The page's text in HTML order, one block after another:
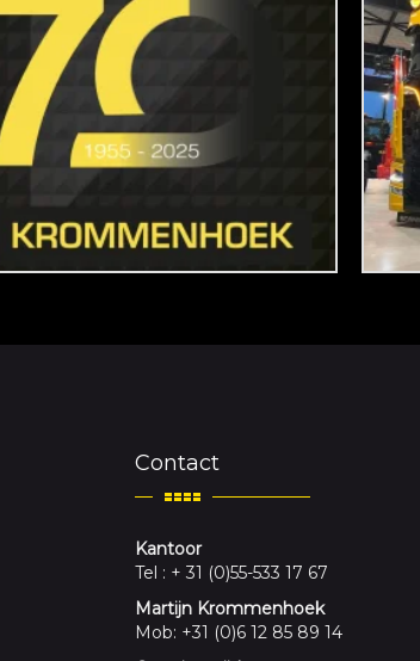
Contact
Kantoor
Tel : + 31 (0)55-533 17 67
Martijn Krommenhoek
Mob: +31 (0)6 12 85 89 14